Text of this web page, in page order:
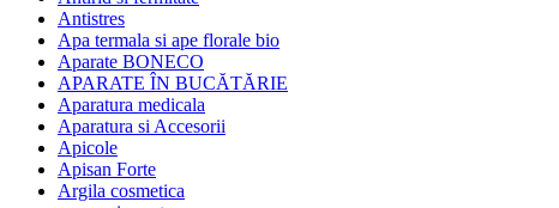
Antistres
Apa termala si ape florale bio
Aparate BONECO
APARATE ÎN BUCĂTĂRIE
Aparatura medicala
Aparatura si Accesorii
Apicole
Apisan Forte
Argila cosmetica